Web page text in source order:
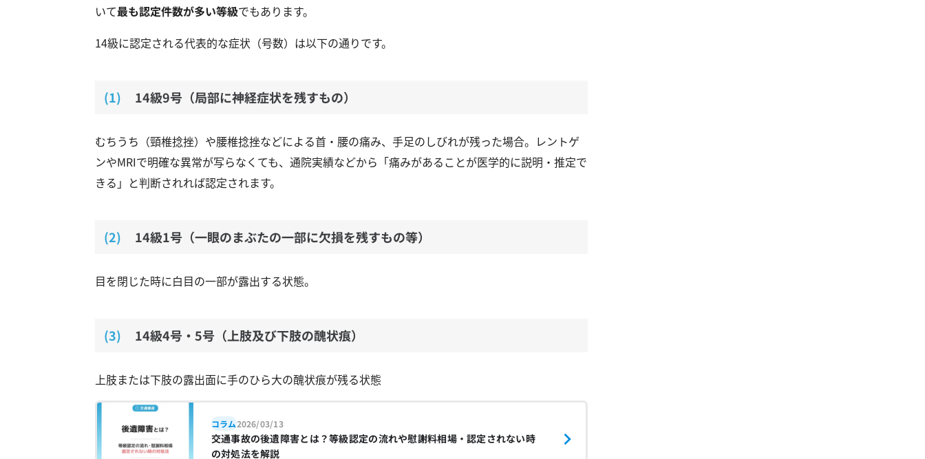
いて最も認定件数が多い等級でもあります。
14級に認定される代表的な症状（号数）は以下の通りです。
14級9号（局部に神経症状を残すもの）
むちうち（頸椎捻挫）や腰椎捻挫などによる首・腰の痛み、手足のしびれが残った場合。レントゲ
ンやMRIで明確な異常が写らなくても、通院実績などから「痛みがあることが医学的に説明・推定で
きる」と判断されれば認定されます。
14級1号（一眼のまぶたの一部に欠損を残すもの等）
目を閉じた時に白目の一部が露出する状態。
14級4号・5号（上肢及び下肢の醜状痕）
上肢または下肢の露出面に手のひら大の醜状痕が残る状態
コラム2026/03/13
交通事故の後遺障害とは？等級認定の流れや慰謝料相場・認定されない時
の対処法を解説